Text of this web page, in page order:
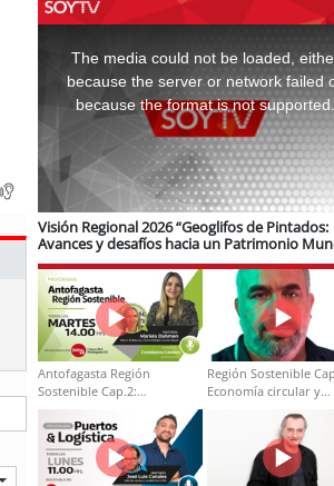
window.
The media could not be loaded,
because the server or network failed
because the format is not supported.
Visión Regional 2026 “Geoglifos de Pintados:
Avances y desafíos hacia un Patrimonio
de Unesco”
Antofagasta Región
Sostenible Cap.2:
Educación ambiental y
formación de capacidades
técnicas
Región Sostenible
Economía circular y